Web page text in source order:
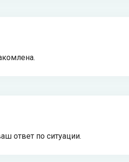
ответ по ситуации.